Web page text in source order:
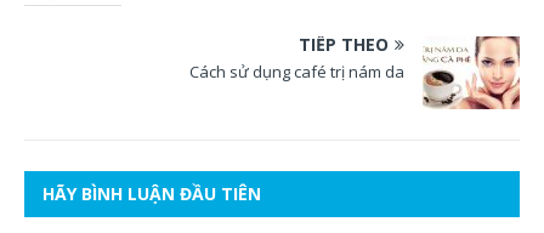
TIẾP THEO
Cách sử dụng café trị nám da
HÃY BÌNH LUẬN ĐẦU TIÊN